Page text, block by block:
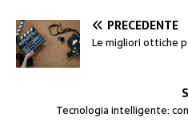
PRECEDENTE
Le migliori ottiche
Tecnologia intelligente: